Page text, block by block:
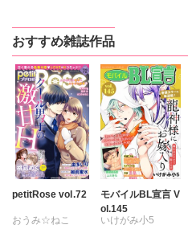
佐久間薫
鯖虎クロ
真田ハイジ
桃凪めぐ
日野塔子
北里千寿
由多いり
奥原まむ
維眞蜜水
佐久間薫
坂崎未侑
鯖虎クロ
相田早智子
桃凪めぐ
日野塔子
由多いり
おすすめ雑誌作品
petitRose vol.72
おうみ☆ねこ
モバイルBL宣言 V
ol.145
いけがみ小5